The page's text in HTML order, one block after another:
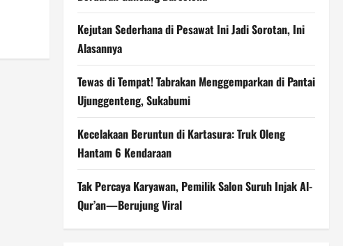
Kejutan Sederhana di Pesawat Ini Jadi Sorotan, Ini
Alasannya
Tewas di Tempat! Tabrakan Menggemparkan di Pantai
Ujunggenteng, Sukabumi
Kecelakaan Beruntun di Kartasura: Truk Oleng
Hantam 6 Kendaraan
Tak Percaya Karyawan, Pemilik Salon Suruh Injak Al-
Qur’an—Berujung Viral